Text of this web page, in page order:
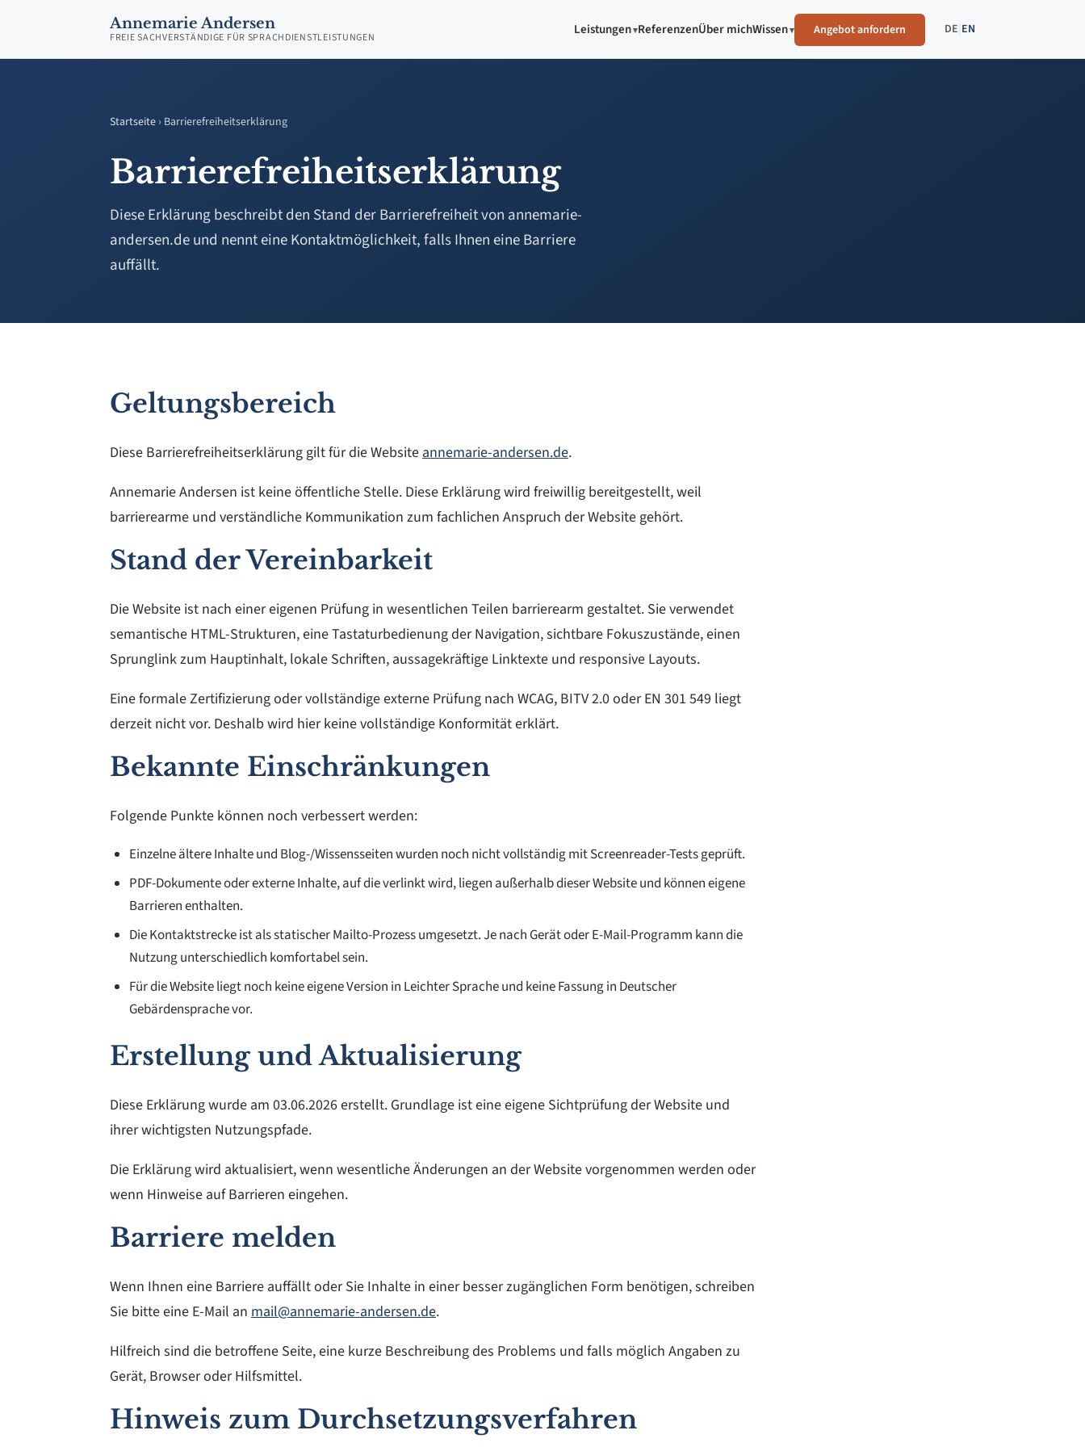
Annemarie Andersen
FREIE SACHVERSTÄNDIGE FÜR SPRACHDIENSTLEISTUNGEN Leistungen ReferenzenÜber michWissen Angebot anfordern DE|EN
Startseite › Barrierefreiheitserklärung
Barrierefreiheitserklärung
Diese Erklärung beschreibt den Stand der Barrierefreiheit von annemarie-
andersen.de und nennt eine Kontaktmöglichkeit, falls Ihnen eine Barriere
auffällt.
Geltungsbereich
Diese Barrierefreiheitserklärung gilt für die Websiteannemarie-andersen.de.
Annemarie Andersen ist keine öffentliche Stelle. Diese Erklärung wird freiwillig bereitgestellt, weil
barrierearme und verständliche Kommunikation zum fachlichen Anspruch der Website gehört.
Stand der Vereinbarkeit
Die Website ist nach einer eigenen Prüfung in wesentlichen Teilen barrierearm gestaltet. Sie verwendet
semantische HTML-Strukturen, eine Tastaturbedienung der Navigation, sichtbare Fokuszustände, einen
Sprunglink zum Hauptinhalt, lokale Schriften, aussagekräftige Linktexte und responsive Layouts.
Eine formale Zertifizierung oder vollständige externe Prüfung nach WCAG, BITV 2.0 oder EN 301 549 liegt
derzeit nicht vor. Deshalb wird hier keine vollständige Konformität erklärt.
Bekannte Einschränkungen
Folgende Punkte können noch verbessert werden:
Einzelne ältere Inhalte und Blog-/Wissensseiten wurden noch nicht vollständig mit Screenreader-Tests geprüft.
PDF-Dokumente oder externe Inhalte, auf die verlinkt wird, liegen außerhalb dieser Website und können eigene
Barrieren enthalten.
Die Kontaktstrecke ist als statischer Mailto-Prozess umgesetzt. Je nach Gerät oder E-Mail-Programm kann die
Nutzung unterschiedlich komfortabel sein.
Für die Website liegt noch keine eigene Version in Leichter Sprache und keine Fassung in Deutscher
Gebärdensprache vor.
Erstellung und Aktualisierung
Diese Erklärung wurde am 03.06.2026 erstellt. Grundlage ist eine eigene Sichtprüfung der Website und
ihrer wichtigsten Nutzungspfade.
Die Erklärung wird aktualisiert, wenn wesentliche Änderungen an der Website vorgenommen werden oder
wenn Hinweise auf Barrieren eingehen.
Barriere melden
Wenn Ihnen eine Barriere auffällt oder Sie Inhalte in einer besser zugänglichen Form benötigen, schreiben
Sie bitte eine E-Mail an mail@annemarie-andersen.de.
Hilfreich sind die betroffene Seite, eine kurze Beschreibung des Problems und falls möglich Angaben zu
Gerät, Browser oder Hilfsmittel.
Hinweis zum Durchsetzungsverfahren